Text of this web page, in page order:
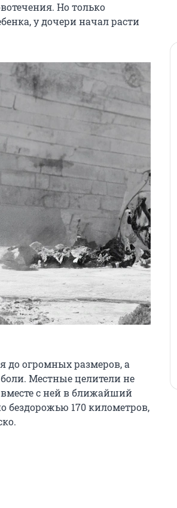
Но только
у дочери начал расти
до огромных размеров, а
Местные целители не
с ней в ближайший
бездорожью 170 километров,